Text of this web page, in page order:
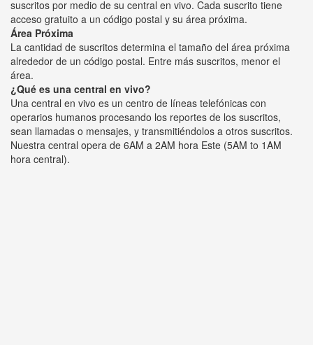
suscritos por medio de su central en vivo. Cada suscrito tiene
acceso gratuito a un código postal y su área próxima.
Área Próxima
La cantidad de suscritos determina el tamaño del área próxima
alrededor de un código postal. Entre más suscritos, menor el
área.
¿Qué es una central en vivo?
Una central en vivo es un centro de líneas telefónicas con
operarios humanos procesando los reportes de los suscritos,
sean llamadas o mensajes, y transmitiéndolos a otros suscritos.
Nuestra central opera de 6AM a 2AM hora Este (5AM to 1AM
hora central).